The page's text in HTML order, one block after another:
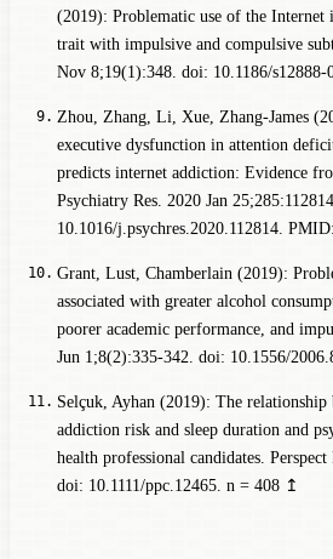
(2019): Problematic use of the Internet
trait with impulsive and compulsive
Nov 8;19(1):348. doi: 10.1186/s12888-
Zhou, Zhang, Li, Xue, Zhang-James
executive dysfunction in attention
predicts internet addiction: Evidence
Psychiatry Res. 2020 Jan
10.1016/j.psychres.2020.112814.
Grant, Lust, Chamberlain (2019):
associated with greater alcohol
poorer academic performance, and
Jun 1;8(2):335-342. doi: 10.1556/
Selçuk, Ayhan (2019): The relationship
addiction risk and sleep duration and
health professional candidates.
doi: 10.1111/ppc.12465. n = 408 ↥